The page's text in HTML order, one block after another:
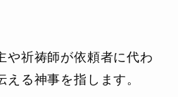
や祈祷師が依頼者に代わ
る神事を指します。